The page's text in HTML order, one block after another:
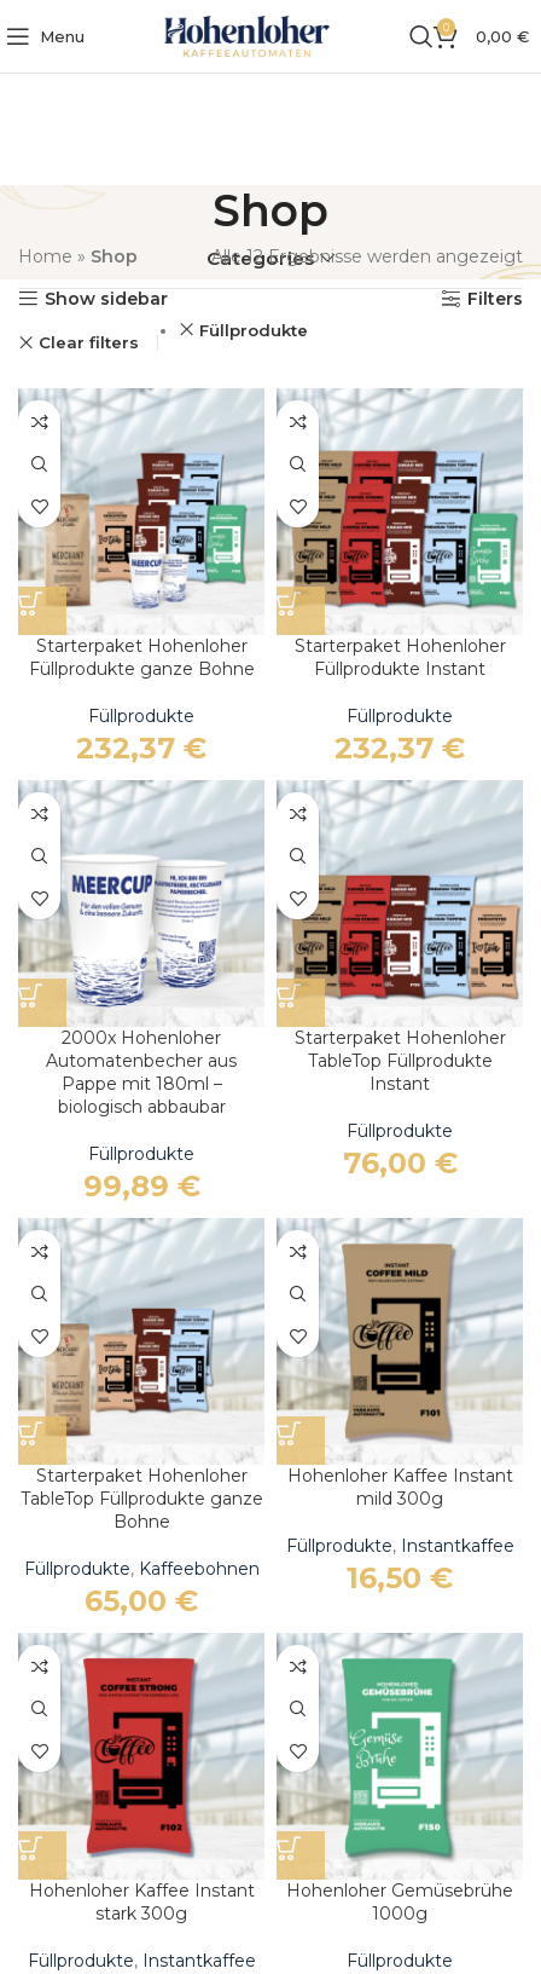
Menu 0 0,00 €
Shop
Categories
Home » Shop
Alle 12 Ergebnisse werden angezeigt
Show sidebar
Filters
Clear filters
Füllprodukte
Starterpaket Hohenloher
Füllprodukte ganze Bohne
Füllprodukte
232,37 €
Starterpaket Hohenloher
Füllprodukte Instant
Füllprodukte
232,37 €
2000x Hohenloher
Automatenbecher aus
Pappe mit 180ml –
biologisch abbaubar
Füllprodukte
99,89 €
Starterpaket Hohenloher
TableTop Füllprodukte
Instant
Füllprodukte
76,00 €
Starterpaket Hohenloher
TableTop Füllprodukte ganze
Bohne
Füllprodukte, Kaffeebohnen
65,00 €
Hohenloher Kaffee Instant
mild 300g
Füllprodukte, Instantkaffee
16,50 €
Hohenloher Kaffee Instant
stark 300g
Füllprodukte, Instantkaffee
Hohenloher Gemüsebrühe
1000g
Füllprodukte